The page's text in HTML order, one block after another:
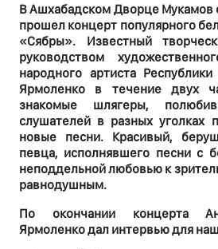
В Ашхабадском Дворце Мукамов
прошел концерт популярного
«Сябры». Известный
руководством
народного артиста
Ярмоленко в течение двух
знакомые шлягеры,
слушателей в разных уголках
новые песни. Красивый,
певца, исполнявшего песни с
неподдельной любовью к
равнодушным.
По окончании концерта
Ярмоленко дал интервью для